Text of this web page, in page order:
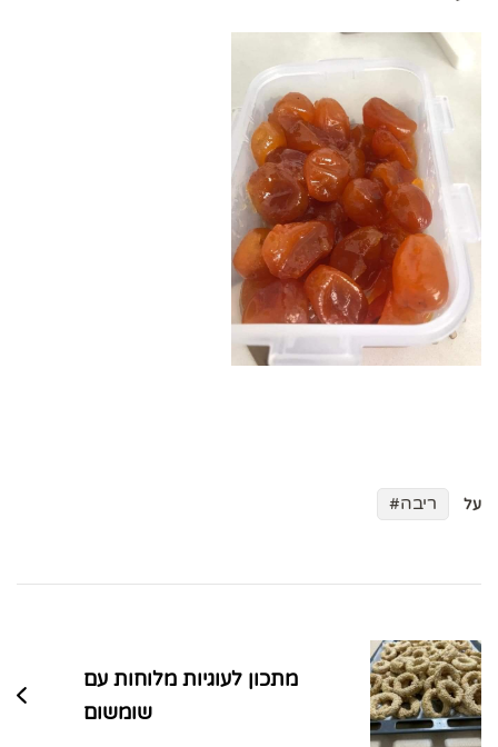
על ריבה
בפוסטים
מתכון לעוגיות מלוחות עם
שומשום